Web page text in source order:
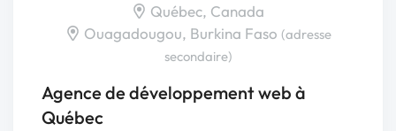
Québec, Canada
Ouagadougou, Burkina Faso (adresse
secondaire)
Agence de développement web à
Québec